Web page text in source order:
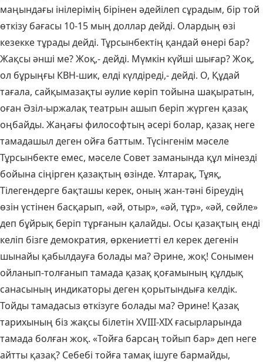
маңындағы інілерімің бірінен әдейілеп сұрадым, бір той
өткізу бағасы 10-15 мың доллар дейді. Олардың өзі
кезекке тұрады дейді. Тұрсынбектің қандай өнері бар?
Жақсы әнші ме? Жоқ,- дейді. Мүмкін күйші шығар? Жоқ,
ол бұрыңғы КВН-шик, елді күлдіреді,- дейді. О, Құдай
тағала, сайқымазақты әулие көріп тойына шақыратын,
оған Әзіл-ыржалақ театрын ашып беріп жүрген қазақ
оңбайды. Жаңағы философтың әсері болар, қазақ неге
тамадашыл деген ойға баттым. Түсінгенім мәселе
Тұрсынбекте емес, мәселе Совет заманында құл мінезді
бойына сіңірген қазақтың өзінде. Ұлтарақ, Тұяқ,
Тілегендерге бақташы керек, оның жан-тәні біреудің
өзін үстінен басқарып, «әй, отыр», «әй, тұр», «әй, сөйле»
деп бұйрық беріп тұрғанын қалайды. Осы қазақтың енді
келіп бізге демократия, өркениетті ел керек дегенін
шынайы қабылдауға болады ма? Әрине, жоқ! Сонымен
ойланып-толғанып тамада қазақ қоғамының құлдық
санасының индикаторы деген қорытындыға келдік.
Тойды тамадасыз өткізуге болады ма? Әрине! Қазақ
тарихының біз жақсы білетін ХVІІІ-ХІХ ғасырларында
тамада болған жоқ. «Тойға барсаң тойып бар» деп неге
айтты қазақ? Себебі тойға тамақ ішуге бармайды,